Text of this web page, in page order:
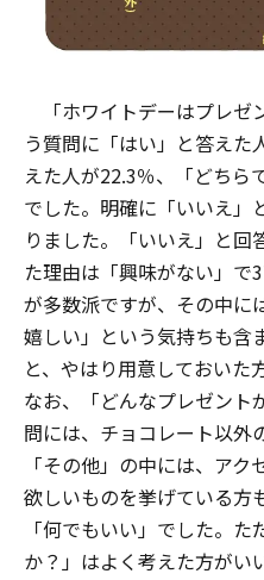
「ホワイトデーはプレゼ
う質問に「はい」と答え
えた人が22.3％、「どちら
でした。明確に「いいえ」
りました。「いいえ」と回
た理由は「興味がない」で
が多数派ですが、その中に
嬉しい」という気持ちも含
と、やはり用意しておいた
なお、「どんなプレゼント
問には、チョコレート以外
「その他」の中には、ア
欲しいものを挙げている方
「何でもいい」でした。
か？」はよく考えた方がい